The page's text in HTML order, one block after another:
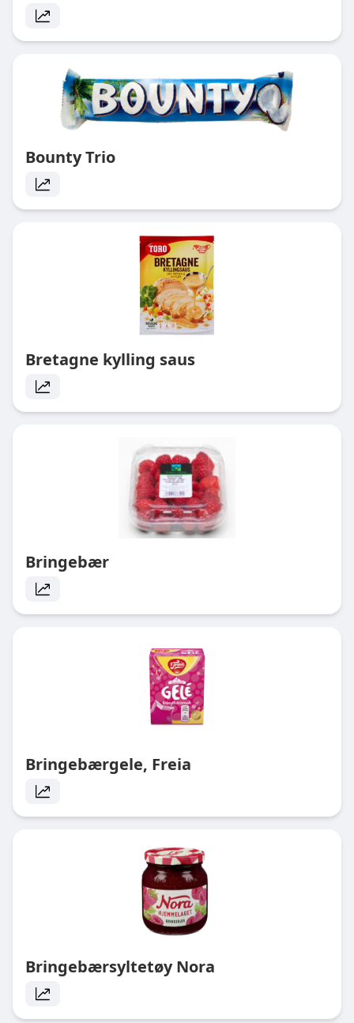
Bounty Trio
Bretagne kylling saus
Bringebær
Bringebærgele, Freia
Bringebærsyltetøy Nora